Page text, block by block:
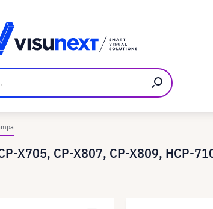
X705, CP-X807, CP-X809, HCP-